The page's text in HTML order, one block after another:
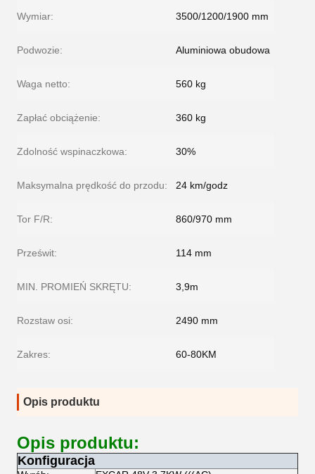
Wymiar: 3500/1200/1900 mm
Podwozie: Aluminiowa obudowa
Waga netto: 560 kg
Zapłać obciążenie: 360 kg
Zdolność wspinaczkowa: 30%
Maksymalna prędkość do przodu: 24 km/godz
Tor F/R: 860/970 mm
Prześwit: 114 mm
MIN. PROMIEŃ SKRĘTU: 3,9m
Rozstaw osi: 2490 mm
Zakres: 60-80KM
Opis produktu
Opis produktu:
Konfiguracja